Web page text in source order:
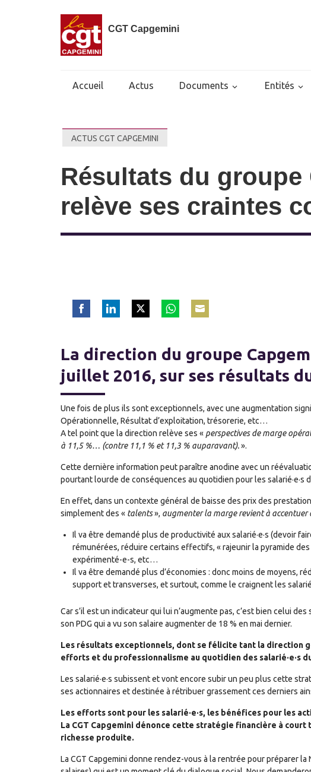
CGT Capgemini
Accueil Actus Documents Entités
ACTUS CGT CAPGEMINI
Résultats du groupe
relève ses craintes
Facebook LinkedIn Twitter
WhatsApp
La direction du groupe
juillet 2016, sur ses résultats
Une fois de plus ils sont exceptionnels, avec une augmentation
Opérationnelle, Résultat d’exploitation, trésorerie, etc…
A tel point que la direction relève ses « perspectives de marge
à 11,5 %… (contre 11,1 % et 11,3 % auparavant).».
Cette dernière information peut paraître anodine avec un
pourtant lourde de conséquences au quotidien pour les salarié·e·s
En effet, dans un contexte général de baisse des prix des
simplement des « talents», augmenter la marge revient à accentuer
Il va être demandé plus de productivité aux salarié·e·s (devoir
rémunérées, réduire certains effectifs, « rajeunir la pyramide
expérimenté-e-s, etc…
Il va être demandé plus d’économies : donc moins de moyens,
support et transverses, et surtout, comme le craignent les
Car s’il est un indicateur qui lui n’augmente pas, c’est bien celui
son PDG qui a vu son salaire augmenter de 18 % en mai dernier.
Les résultats exceptionnels, dont se félicite tant la direction
efforts et du professionnalisme au quotidien des salarié·e·s
Les salarié·e·s subissent et vont encore subir un peu plus cette
ses actionnaires et destinée à rétribuer grassement ces derniers
Les efforts sont pour les salarié·e·s, les bénéfices pour les
La CGT Capgemini dénonce cette stratégie financière à
richesse produite.
La CGT Capgemini donne rendez-vous à la rentrée pour préparer